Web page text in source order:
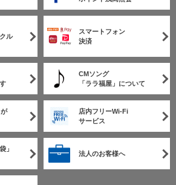
ル
スマートフォン
決済
CMソング
「ララ福屋」について
店内フリーWi-Fi
サービス
」
法人のお客様へ